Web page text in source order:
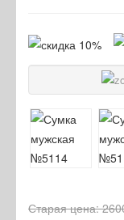
Старая цена: